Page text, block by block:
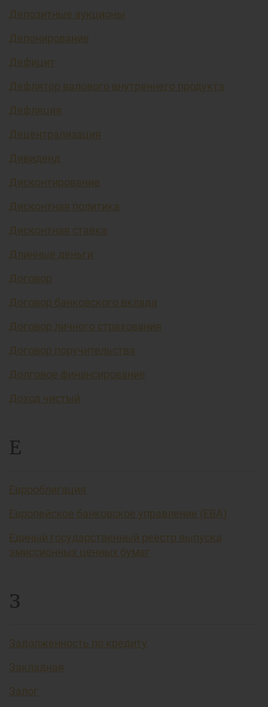
Депозитные аукционы
Депонирование
Дефицит
Дефлятор валового внутреннего продукта
Дефляция
Децентрализация
Дивиденд
Дисконтирование
Дисконтная политика
Дисконтная ставка
Длинные деньги
Договор
Договор банковского вклада
Договор личного страхования
Договор поручительства
Долговое финансирование
Доход чистый
Е
Еврооблигация
Европейское банковское управление (EBA)
Единый государственный реестр выпуска
эмиссионных ценных бумаг
З
Задолженность по кредиту
Закладная
Залог